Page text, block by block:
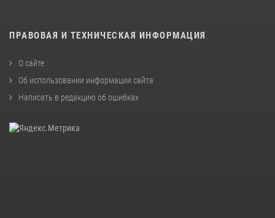
ПРАВОВАЯ И ТЕХНИЧЕСКАЯ ИНФОРМАЦИЯ
О сайте
Об использовании информации сайта
Написать в редакцию об ошибках